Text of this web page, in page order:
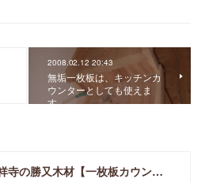
2008.02.12 20:43
無垢一枚板は、キッチンカ
ウンターとしても使えま
す。
東京・吉祥寺の勝又木材【一枚板カウンター】